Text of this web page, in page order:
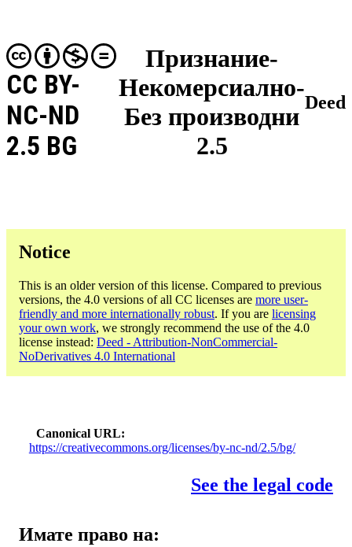
Признание-
Некомерсиално-
Без производни
2.5
CC BY-
NC-ND
2.5 BG
Deed
Notice
This is an older version of this license. Compared to previous
versions, the 4.0 versions of all CC licenses are more user-
friendly and more internationally robust. If you are licensing
your own work, we strongly recommend the use of the 4.0
license instead: Deed - Attribution-NonCommercial-
NoDerivatives 4.0 International
Canonical URL
https://creativecommons.org/licenses/by-nc-nd/2.5/bg/
See the legal code
Имате право на: